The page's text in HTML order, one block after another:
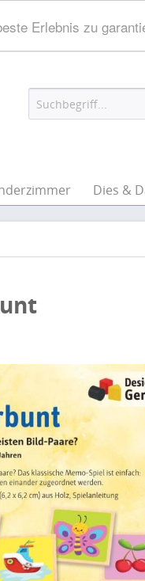
Erlebnis zu
Dies &